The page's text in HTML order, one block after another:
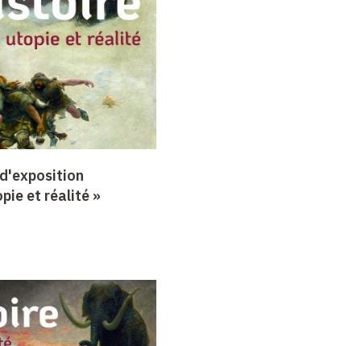
et réalité »